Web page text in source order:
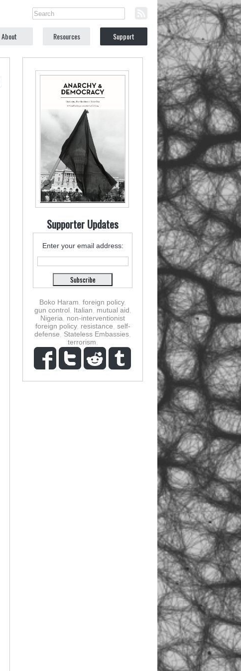
About Resources Support
Supporter Updates
Enter your email address:
Boko Haram foreign policy,
gun control
Italian mutual aid
Nigeria
non-interventionist
foreign policy, resistance self-
defense
Stateless Embassies
terrorism